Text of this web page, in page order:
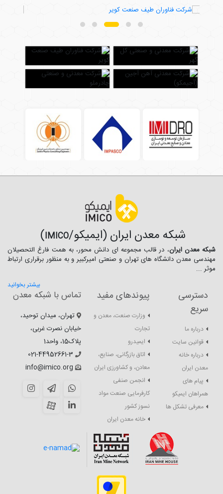
شبکه معدن ایران (ایمیکو/IMICO
)
شبکه معدن ایران، در قالب مجموعه ای دانش محور، به همت فارغ­ التحصیلان
مهندسی معدن دانشگاه ­های تهران و صنعتی امیرکبیر و به منظور برقراری ارتباط
موثر ...
بیشتر بخوانید
دسترسی
سریع
درباره ما
قوانین سایت
درباره خانه
معدن ایران
پیام های
همراهان ایمیکو
معرفی تشکل ها
پیوندهای مفید
وزارت صنعت، معدن و
تجارت
ایمیدرو
اتاق بازرگانی، صنایع،
معادن، و کشاورزی ایران
انجمن صنفی
کارفرمایی صنعت مواد
نسوز کشور
خانه معدن ایران
تماس با شبکه معدن
تهران، میدان توحید،
خیابان نصرت غربی،
پلاک15، واحد1
021-44952661-3
info@imico.org